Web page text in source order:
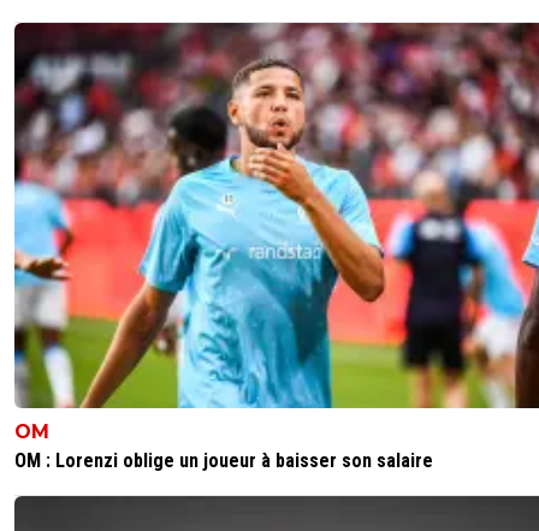
OM
OM : Lorenzi oblige un joueur à baisser son salaire